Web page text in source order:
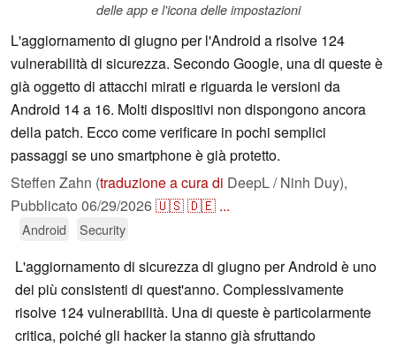
delle app e l'icona delle impostazioni
L'aggiornamento di giugno per l'Android a risolve 124
vulnerabilità di sicurezza. Secondo Google, una di queste è
già oggetto di attacchi mirati e riguarda le versioni da
Android 14 a 16. Molti dispositivi non dispongono ancora
della patch. Ecco come verificare in pochi semplici
passaggi se uno smartphone è già protetto.
Steffen Zahn (traduzione a cura di DeepL / Ninh Duy),
Pubblicato 06/29/2026🇺🇸🇩🇪 ...
Android Security
L'aggiornamento di sicurezza di giugno per Android è uno
dei più consistenti di quest'anno. Complessivamente
risolve 124 vulnerabilità. Una di queste è particolarmente
critica, poiché gli hacker la stanno già sfruttando